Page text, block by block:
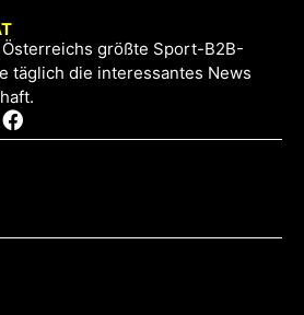
größte Sport-B2B-
täglich die interessantes News